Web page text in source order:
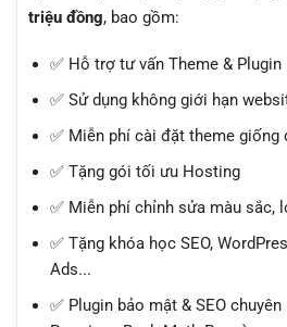
triệu đồng, bao gồm:
✅ Hỗ trợ tư vấn Theme & Plugin
✅ Sử dụng không giới hạn
✅ Miễn phí cài đặt theme giống
✅ Tặng gói tối ưu Hosting
✅ Miễn phí chỉnh sửa màu sắc,
✅ Tặng khóa học SEO,
Ads...
✅ Plugin bảo mật & SEO